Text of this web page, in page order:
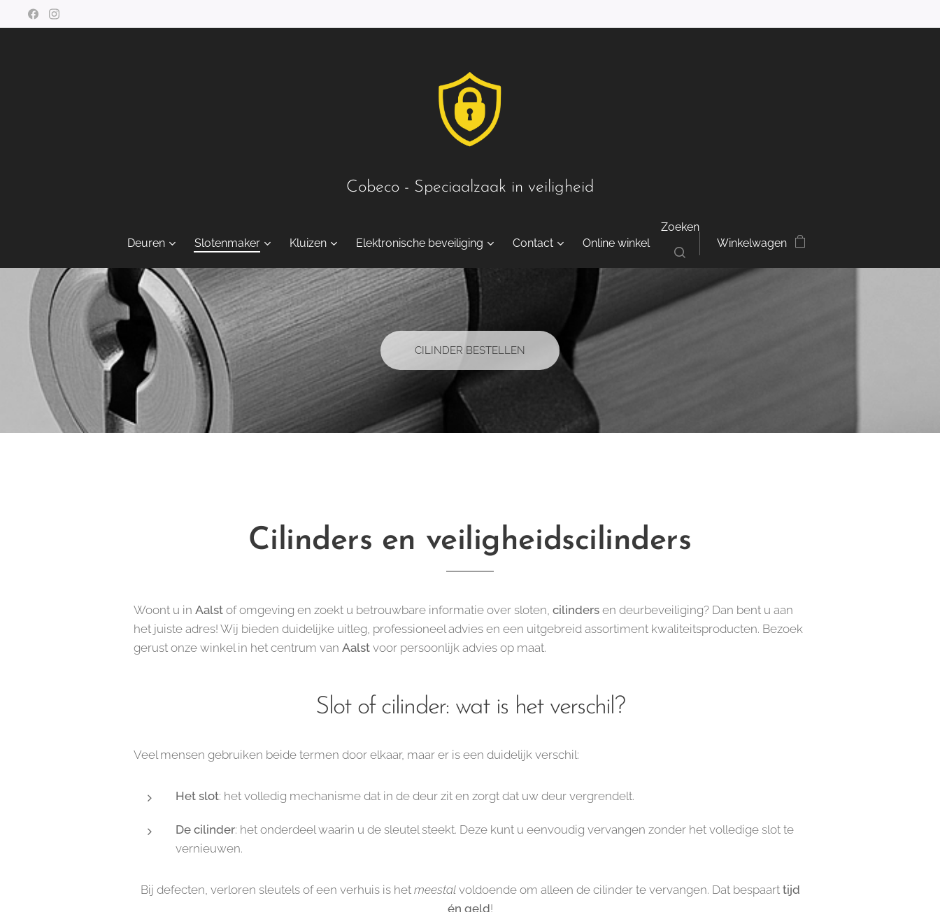
Cobeco - Speciaalzaak in veiligheid
Deuren Slotenmaker Kluizen Elektronische beveiliging Contact Online winkel
Zoeken
Winkelwagen
CILINDER BESTELLEN
Cilinders en veiligheidscilinders
Woont u in Aalstof omgeving en zoekt u betrouwbare informatie over sloten, cilindersen deurbeveiliging? Dan bent u aan
het juiste adres! Wij bieden duidelijke uitleg, professioneel advies en een uitgebreid assortiment kwaliteitsproducten. Bezoek
gerust onze winkel in het centrum van Aalstvoor persoonlijk advies op maat.
Slot of cilinder: wat is het verschil?
Veel mensen gebruiken beide termen door elkaar, maar er is een duidelijk verschil:
Het slot: het volledig mechanisme dat in de deur zit en zorgt dat uw deur vergrendelt.
De cilinder: het onderdeel waarin u de sleutel steekt. Deze kunt u eenvoudig vervangen zonder het volledige slot te
vernieuwen.
Bij defecten, verloren sleutels of een verhuis is het meestalvoldoende om alleen de cilinder te vervangen. Dat bespaart tijd
én geld!